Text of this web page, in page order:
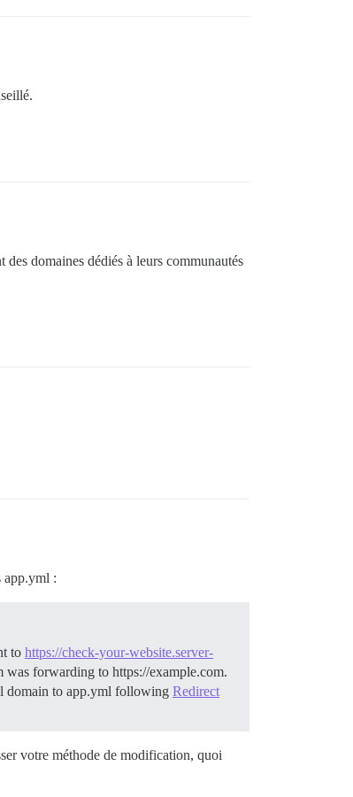
domaines dédiés à leurs communautés
app.yml :
to https://check-your-website.server-
forwarding to https://example.com.
domain to app.yml following Redirect
votre méthode de modification, quoi